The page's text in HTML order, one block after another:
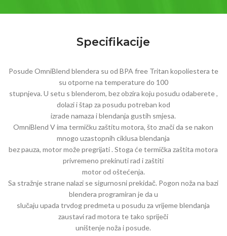
Specifikacije
Posude OmniBlend blendera su od BPA free Tritan kopoliestera te
su otporne na temperature do 100
stupnjeva. U setu s blenderom, bez obzira koju posudu odaberete ,
dolazi i štap za posudu potreban kod
izrade namaza i blendanja gustih smjesa.
OmniBlend V ima termičku zaštitu motora, što znači da se nakon
mnogo uzastopnih ciklusa blendanja
bez pauza, motor može pregrijati . Stoga će termička zaštita motora
privremeno prekinuti rad i zaštiti
motor od oštećenja.
Sa stražnje strane nalazi se sigurnosni prekidač. Pogon noža na bazi
blendera programiran je da u
slučaju upada trvdog predmeta u posudu za vrijeme blendanja
zaustavi rad motora te tako spriječi
uništenje noža i posude.